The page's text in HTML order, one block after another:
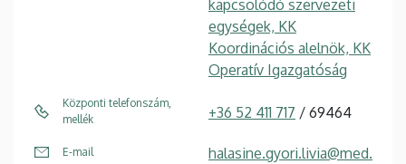
kapcsolódó szervezeti
egységek, KK
Koordinációs alelnök, KK
Operatív Igazgatóság
Központi telefonszám,
mellék
+36 52 411 717 / 69464
E-mail
halasine.gyori.livia@med.